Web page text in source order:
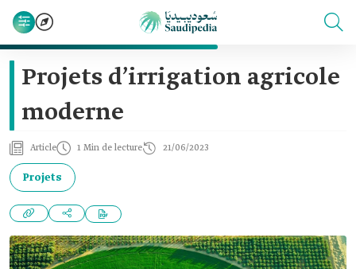
Projets d’irrigation agricole
moderne
Article 1 Min de lecture 21/06/2023
Projets